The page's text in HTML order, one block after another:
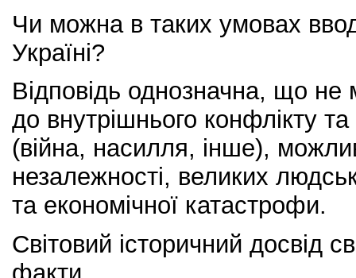
Чи можна в таких умовах
Україні?
Відповідь однозначна, що
до внутрішнього конфлікту
(війна, насилля, інше),
незалежності, великих
та економічної катастрофи.
Світовий історичний досвід